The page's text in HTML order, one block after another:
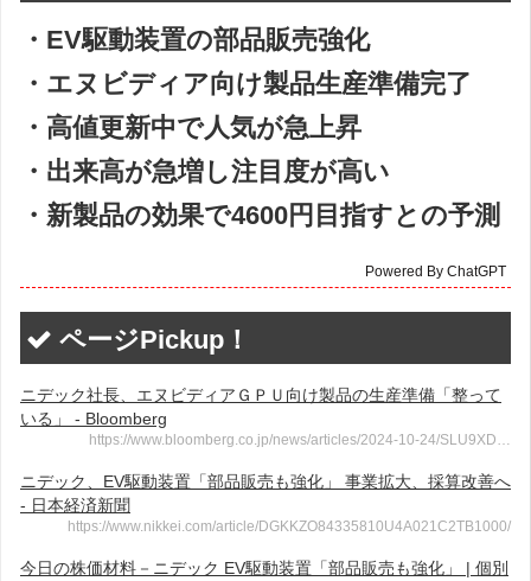
・EV駆動装置の部品販売強化
・エヌビディア向け製品生産準備完了
・高値更新中で人気が急上昇
・出来高が急増し注目度が高い
・新製品の効果で4600円目指すとの予測
Powered By ChatGPT
ページPickup！
ニデック社長、エヌビディアＧＰＵ向け製品の生産準備「整って
いる」 - Bloomberg
https://www.bloomberg.co.jp/news/articles/2024-10-24/SLU9XD…
ニデック、EV駆動装置「部品販売も強化」 事業拡大、採算改善へ
- 日本経済新聞
https://www.nikkei.com/article/DGKKZO84335810U4A021C2TB1000/
今日の株価材料－ニデック EV駆動装置「部品販売も強化」 | 個別